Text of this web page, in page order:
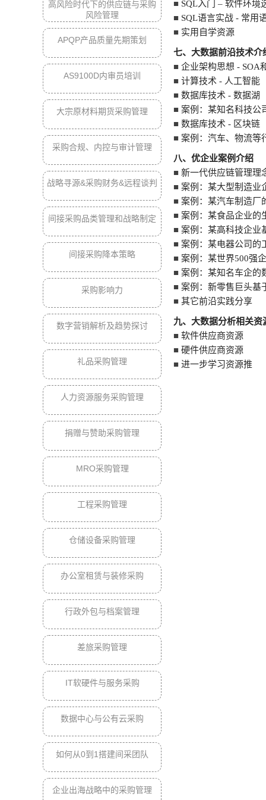
高风险时代下的供应链与采购
风险管理
APQP产品质量先期策划
AS9100D内审员培训
大宗原材料期货采购管理
采购合规、内控与审计管理
战略寻源&采购财务&远程谈判
间接采购品类管理和战略制定
间接采购降本策略
采购影响力
数字营销解析及趋势探讨
礼品采购管理
人力资源服务采购管理
捐赠与赞助采购管理
MRO采购管理
工程采购管理
仓储设备采购管理
办公室租赁与装修采购
行政外包与档案管理
差旅采购管理
IT软硬件与服务采购
数据中心与公有云采购
如何从0到1搭建间采团队
企业出海战略中的采购管理
■ SQL入门 – 软件环境
■ SQL语言实战 - 常用
■ 实用自学资源
七、大数据前沿技术介
■ 企业架构思想 - SOA
■ 计算技术 - 人工智能
■ 数据库技术 - 数据湖
■ 案例：某知名科技公
■ 数据库技术 - 区块链
■ 案例：汽车、物流等
八、优企业案例介绍
■ 新一代供应链管理理
■ 案例：某大型制造业
■ 案例：某汽车制造厂
■ 案例：某食品企业的
■ 案例：某高科技企业
■ 案例：某电器公司的
■ 案例：某世界500强
■ 案例：某知名车企的
■ 案例：新零售巨头基
■ 其它前沿实践分享
九、大数据分析相关资
■ 软件供应商资源
■ 硬件供应商资源
■ 进一步学习资源推